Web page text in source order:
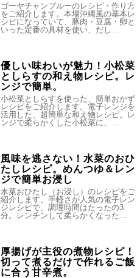
ゴーヤチャンプルーのレシピ・作り方
をご紹介します。本場沖縄風の基本レ
シピになっていて、豚肉・豆腐・卵と
いった定番の具材を使い、だし…
優しい味わいが魅力！小松菜
としらすの和え物レシピ。レ
ンジで簡単。
小松菜としらすを使った、簡単おかず
レシピをご紹介します。電子レンジを
活用した、超簡単な和え物レシピ。レ
ンジで柔らかくした小松菜に、…
風味を逃さない！水菜のおひ
たしレシピ。めんつゆ＆レン
ジで簡単お浸し
水菜おひたし（お浸し）のレシピをご
紹介します。手軽さが人気の電子レン
ジレシピで、調理時間はたったの3
分。レンチンして柔らかくなった…
厚揚げが主役の煮物レシピ！
切って煮るだけで作れるご飯
に合う甘辛煮。